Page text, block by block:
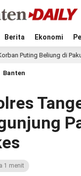
Berita Ekonomi
di Pakuhaji Dibangun
Banten
1 menit